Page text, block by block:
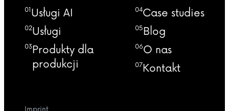
01 Usługi AI
02Usługi
03 Produkty dla
produkcji
04Case studies
05 Blog
06O nas
07 Kontakt
Imprint